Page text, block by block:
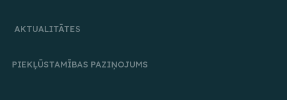
AKTUALITĀTES
PIEKĻŪSTAMĪBAS PAZIŅOJUMS